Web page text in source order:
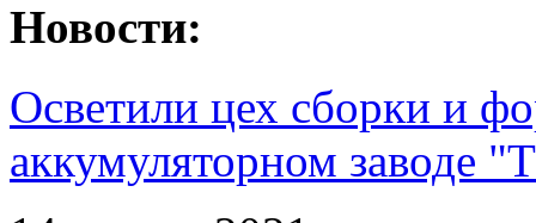
Новости:
Осветили цех сборки и
аккумуляторном заводе